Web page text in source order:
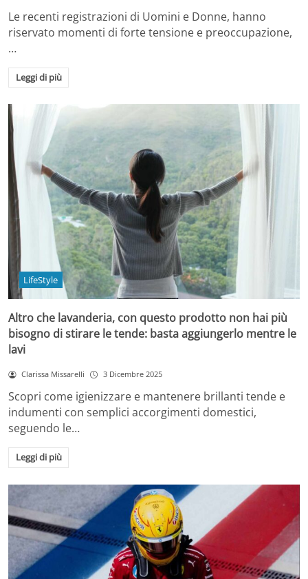
Le recenti registrazioni di Uomini e Donne, hanno
riservato momenti di forte tensione e preoccupazione,
…
Leggi di più
LifeStyle
Altro che lavanderia, con questo prodotto non hai più
bisogno di stirare le tende: basta aggiungerlo mentre le
lavi
Clarissa Missarelli 3 Dicembre 2025
Scopri come igienizzare e mantenere brillanti tende e
indumenti con semplici accorgimenti domestici,
seguendo le…
Leggi di più